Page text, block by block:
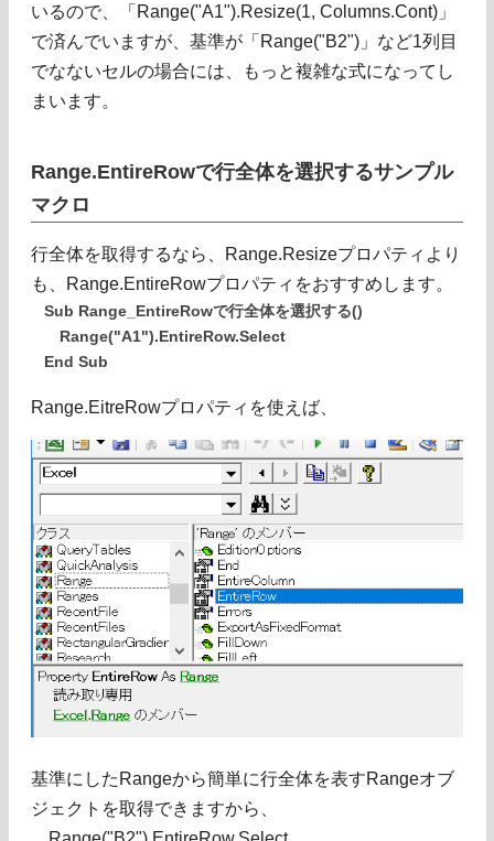
いるので、「Range("A1").Resize(1, Columns.Cont)」
で済んでいますが、基準が「Range("B2")」など1列目
でなないセルの場合には、もっと複雑な式になってし
まいます。
Range.EntireRowで行全体を選択するサンプル
マクロ
行全体を取得するなら、Range.Resizeプロパティより
も、Range.EntireRowプロパティをおすすめします。
Sub Range_EntireRowで行全体を選択する()
Range("A1").EntireRow.Select
End Sub
Range.EitreRowプロパティを使えば、
基準にしたRangeから簡単に行全体を表すRangeオブ
ジェクトを取得できますから、